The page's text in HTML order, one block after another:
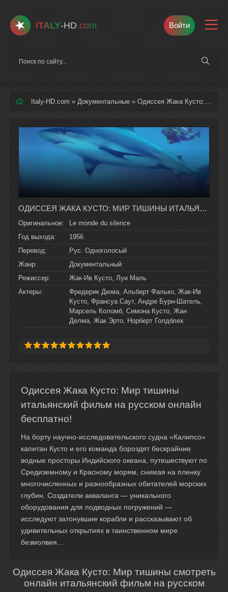
ITALY-HD.com Войти
Italy-HD.com » Документальные » Одиссея Жака Кусто: Мир тишины русская озвучка полностью смотреть онлайн
ОДИССЕЯ ЖАКА КУСТО: МИР ТИШИНЫ ИТАЛЬЯНСКИЙ ФИЛЬМ НА РУССКОМ ЯЗЫКЕ В ХОРОШЕМ КАЧЕСТВЕ
Оригинальное:
Le monde du silence
Год выхода:
1956
Перевод:
Рус. Одноголосый
Жанр:
Документальный
Режиссер:
Жак-Ив Кусто, Луи Маль
Актеры:
Фредерик Дюма, Альберт Фалько, Жак-Ив
Кусто, Франсуа Саут, Андре Бурн-Шатель,
Марсель Коломб, Симона Кусто, Жан
Делма, Жак Эрто, Норберт Голдблех
Одиссея Жака Кусто: Мир тишины
итальянский фильм на русском онлайн
бесплатно!
На борту научно-исследовательского судна «Калипсо»
капитан Кусто и его команда бороздят бескрайние
водные просторы Индийского океана, путешествуют по
Средиземному и Красному морям, снимая на пленку
многочисленных и разнообразных обитателей морских
глубин. Создатели акваланга — уникального
оборудования для подводных погружений —
исследуют затонувшие корабли и рассказывают об
удивительных открытиях в таинственном мире
безмолвия...
Одиссея Жака Кусто: Мир тишины смотреть
онлайн итальянский фильм на русском